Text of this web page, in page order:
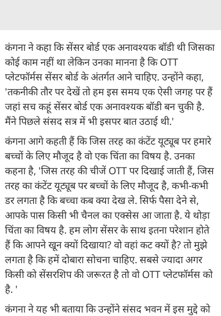
कंगना ने कहा कि सेंसर बोर्ड एक अनावश्यक बॉडी थी जिसका
कोई काम नहीं था लेकिन उनका मानना है कि OTT
प्लेटफॉर्मस सेंसर बोर्ड के अंतर्गत आने चाहिए. उन्होंने कहा,
'तकनीकी तौर पर देखें तो हम इस समय एक ऐसी जगह पर हैं
जहां सच कहूं सेंसर बोर्ड एक अनावश्यक बॉडी बन चुकी है.
मैंने पिछले संसद सत्र में भी इसपर बात उठाई थी.'
कंगना आगे कहती हैं कि जिस तरह का कंटेंट यूट्यूब पर हमारे
बच्चों के लिए मौजूद है वो एक चिंता का विषय है. उनका
कहना है, 'जिस तरह की चीजें OTT पर दिखाई जाती हैं, जिस
तरह का कंटेंट यूट्यूब पर बच्चों के लिए मौजूद है, कभी-कभी
डर लगता है कि बच्चा कब क्या देख ले. सिर्फ पैसा देने से,
आपके पास किसी भी चैनल का एक्सेस आ जाता है. ये थोड़ा
चिंता का विषय है. हम लोग सेंसर के साथ इतना परेशान होते
हैं कि आपने खून क्यों दिखाया? वो वहां कट क्यों है? तो मुझे
लगता है कि हमें दोबारा सोचना चाहिए. सबसे ज्यादा अगर
किसी को सेंसरशिप की जरूरत है तो वो OTT प्लेटफॉर्मस को
है. '
कंगना ने यह भी बताया कि उन्होंने संसद भवन में इस मुद्दे को